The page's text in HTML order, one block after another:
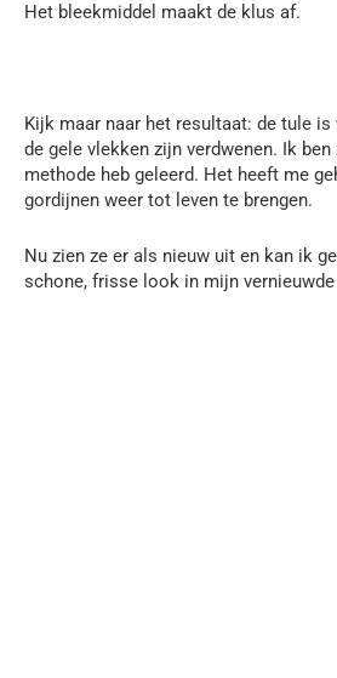
Het bleekmiddel maakt de klus af.
Kijk maar naar het resultaat: de tule
de gele vlekken zijn verdwenen. Ik
methode heb geleerd. Het heeft me
gordijnen weer tot leven te brengen.
Nu zien ze er als nieuw uit en kan ik
schone, frisse look in mijn